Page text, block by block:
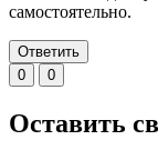
самостоятельно.
Ответить
0
0
Оставить